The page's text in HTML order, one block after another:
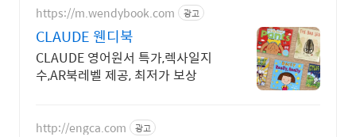
https://m.wendybook.com 광고
CLAUDE 웬디북
CLAUDE 영어원서 특가,렉사일지
수,AR북레벨 제공, 최저가 보상
http://engca.com 광고